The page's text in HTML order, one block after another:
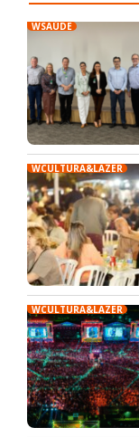
WSAÚDE
WCULTURA&LAZER
WCULTURA&LAZER